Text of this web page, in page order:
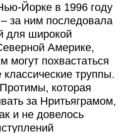
Йорке в 1996 году
за ним последовала
для широкой
Америке,
могут похвастаться
труппы.
которая
за Нритьяграмом,
и не довелось